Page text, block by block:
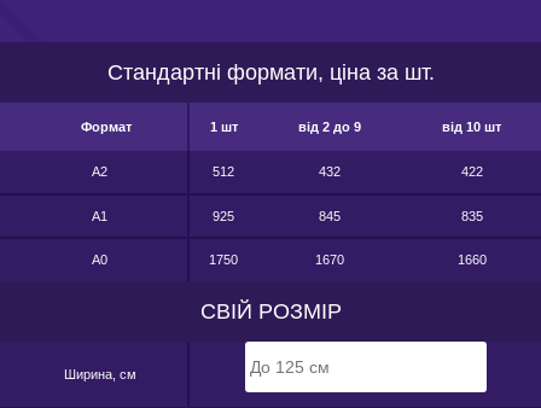
Стандартні формати, ціна за шт.
Формат 1 шт від 2 до 9 від 10 шт
А2 512 432 422
А1 925 845 835
А0 1750 1670 1660
СВІЙ РОЗМІР
Ширина, см